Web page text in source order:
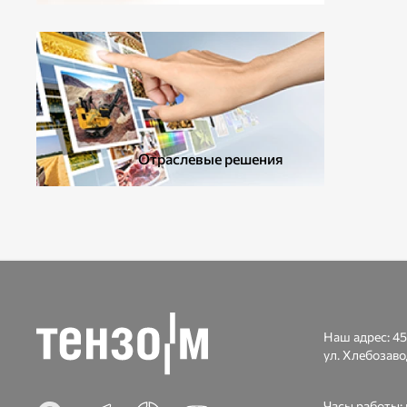
Отраслевые решения
Наш адрес:
ул.